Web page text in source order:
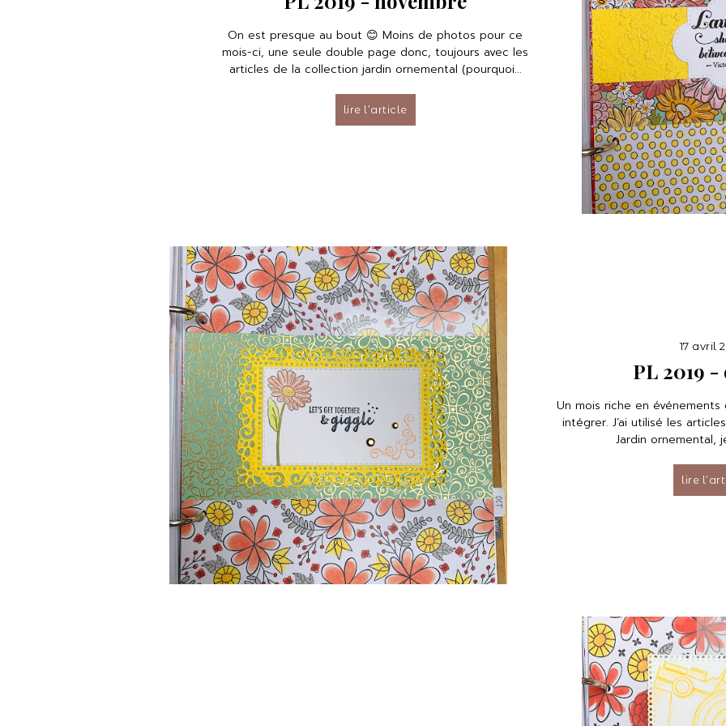
On est presque au bout 😊 Moins de photos pour ce
mois-ci, une seule double page donc, toujours avec les
articles de la collection jardin ornemental (pourquoi...
lire l’article
17 avril
PL 2019
Un mois riche en
intégrer. J’ai utilisé les
Jardin ornemental,
lire